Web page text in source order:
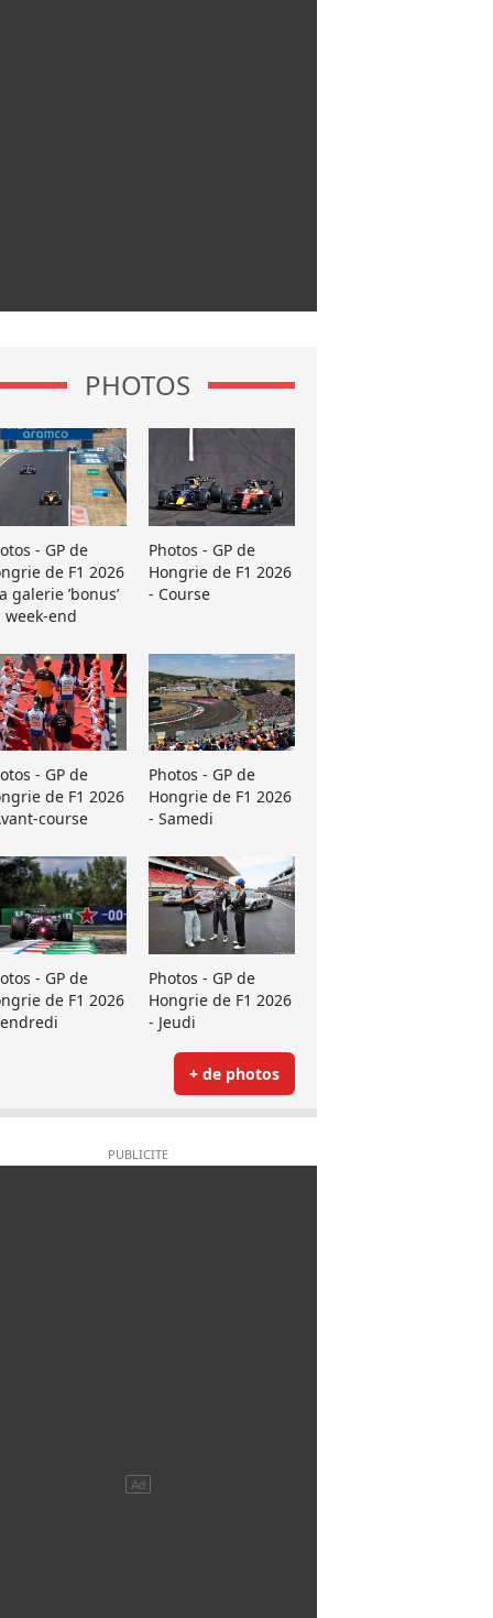
PHOTOS
- GP de
de F1 2026
galerie ’bonus’
week-end
Photos - GP de
Hongrie de F1 2026
- Course
- GP de
de F1 2026
course
Photos - GP de
Hongrie de F1 2026
- Samedi
- GP de
de F1 2026
Photos - GP de
Hongrie de F1 2026
- Jeudi
+ de photos